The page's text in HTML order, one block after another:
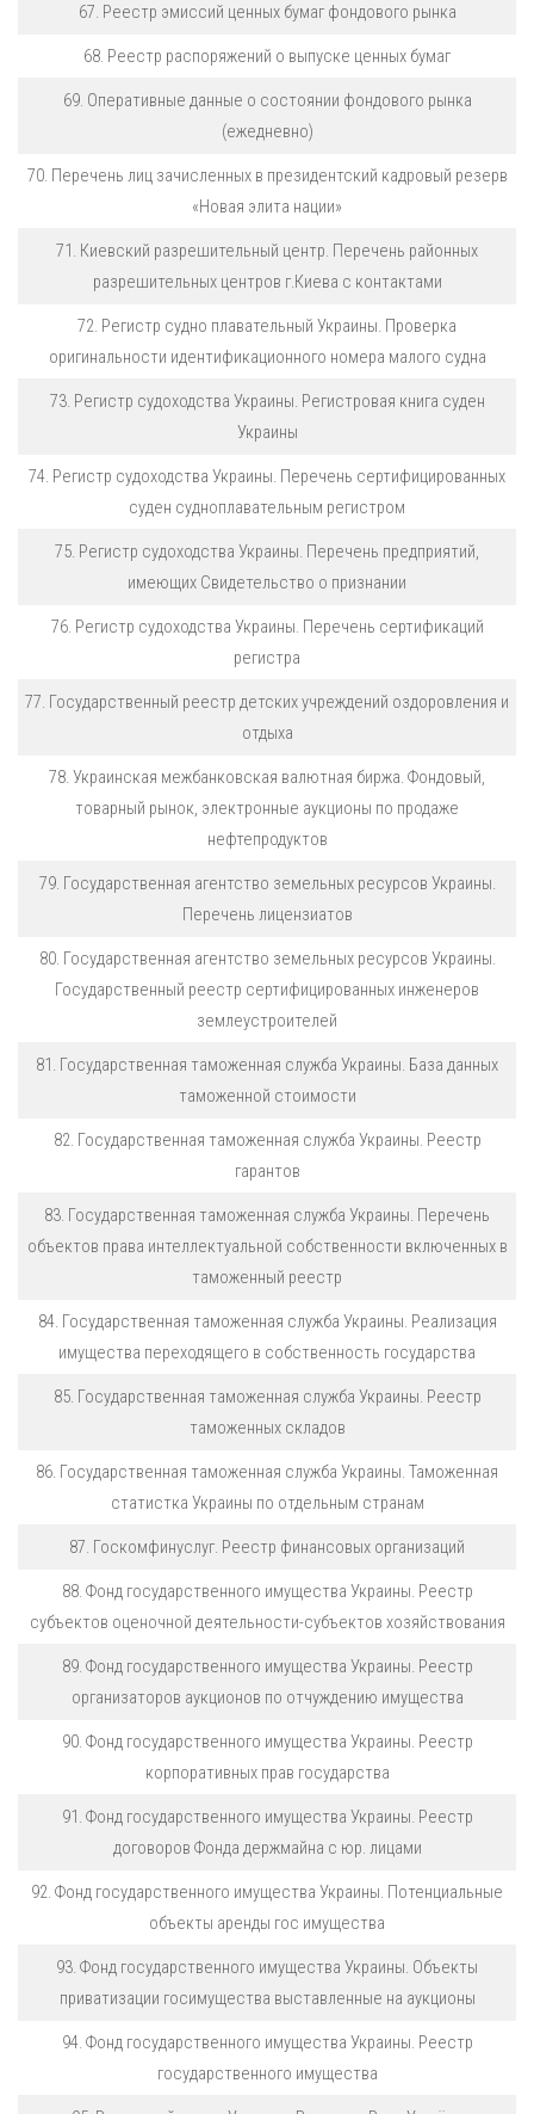
67. Реестр эмиссий ценных бумаг фондового рынка
68. Реестр распоряжений о выпуске ценных бумаг
69. Оперативные данные о состоянии фондового рынка
(ежедневно)
70. Перечень лиц зачисленных в президентский кадровый резерв
«Новая элита нации»
71. Киевский разрешительный центр. Перечень районных
разрешительных центров г.Киева с контактами
72. Регистр судно плавательный Украины. Проверка
оригинальности идентификационного номера малого судна
73. Регистр судоходства Украины. Регистровая книга суден
Украины
74. Регистр судоходства Украины. Перечень сертифицированных
суден судноплавательным регистром
75. Регистр судоходства Украины. Перечень предприятий,
имеющих Свидетельство о признании
76. Регистр судоходства Украины. Перечень сертификаций
регистра
77. Государственный реестр детских учреждений оздоровления и
отдыха
78. Украинская межбанковская валютная биржа. Фондовый,
товарный рынок, электронные аукционы по продаже
нефтепродуктов
79. Государственная агентство земельных ресурсов Украины.
Перечень лицензиатов
80. Государственная агентство земельных ресурсов Украины.
Государственный реестр сертифицированных инженеров
землеустроителей
81. Государственная таможенная служба Украины. База данных
таможенной стоимости
82. Государственная таможенная служба Украины. Реестр
гарантов
83. Государственная таможенная служба Украины. Перечень
объектов права интеллектуальной собственности включенных в
таможенный реестр
84. Государственная таможенная служба Украины. Реализация
имущества переходящего в собственность государства
85. Государственная таможенная служба Украины. Реестр
таможенных складов
86. Государственная таможенная служба Украины. Таможенная
статистка Украины по отдельным странам
87. Госкомфинуслуг. Реестр финансовых организаций
88. Фонд государственного имущества Украины. Реестр
субъектов оценочной деятельности-субъектов хозяйствования
89. Фонд государственного имущества Украины. Реестр
организаторов аукционов по отчуждению имущества
90. Фонд государственного имущества Украины. Реестр
корпоративных прав государства
91. Фонд государственного имущества Украины. Реестр
договоров Фонда держмайна с юр. лицами
92. Фонд государственного имущества Украины. Потенциальные
объекты аренды гос имущества
93. Фонд государственного имущества Украины. Объекты
приватизации госимущества выставленные на аукционы
94. Фонд государственного имущества Украины. Реестр
государственного имущества